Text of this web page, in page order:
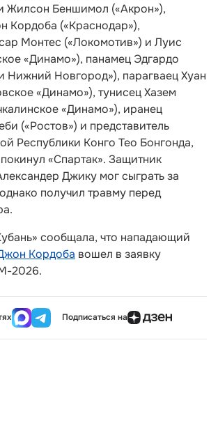
Жилсон Беншимол («Акрон»),
Кордоба («Краснодар»),
Монтес («Локомотив») и Луис
«Динамо»), панамец Эдгардо
Нижний Новгород»), парагваец Хуан
«Динамо»), тунисец Хазем
«Динамо»), иранец
(«Ростов») и представитель
Республики Конго Тео Бонгонда,
«Спартак». Защитник
Джику мог сыграть за
получил травму перед
сообщала, что нападающий
Кордоба вошел в заявку
2026.
Подписаться на